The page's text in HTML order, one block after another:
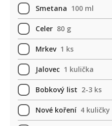
Smetana 100 ml
Celer 80 g
Mrkev 1 ks
Jalovec 1 kulička
Bobkový list 2-3 ks
Nové koření 4 kuličky